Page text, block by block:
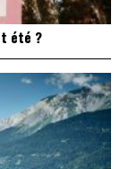
été ?